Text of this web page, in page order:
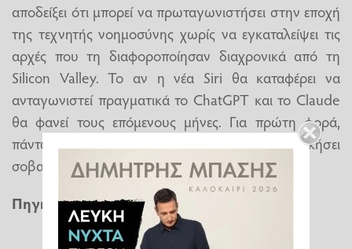
αποδείξει ότι μπορεί να πρωταγωνιστήσει στην εποχή
της τεχνητής νοημοσύνης χωρίς να εγκαταλείψει τις
αρχές που τη διαφοροποίησαν διαχρονικά από τη
Silicon Valley. Το αν η νέα Siri θα καταφέρει να
ανταγωνιστεί πραγματικά το ChatGPT και το Claude
θα φανεί τους επόμενους μήνες. Για πρώτη φορά,
πάντως, η Apple δείχνει αποφασισμένη να διεκδικήσει
σοβαρά μια θέση στην κορυφή της αγοράς AI.
Πηγή
in.gr